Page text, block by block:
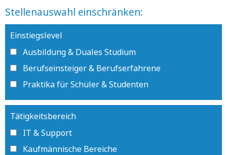
Stellenauswahl einschränken:
Einstiegslevel
Ausbildung & Duales Studium
Berufseinsteiger & Berufserfahrene
Praktika für Schüler & Studenten
Tätigkeitsbereich
IT & Support
Kaufmännische Bereiche